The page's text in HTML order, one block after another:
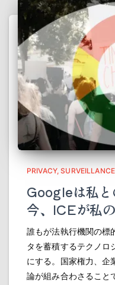
PRIVACY SURVEILLANCE
Googleは私と
今、ICEが私
誰もが法執行機関の標
タを蓄積するテクノロ
にする。国家権力、企
論が組み合わさるこ